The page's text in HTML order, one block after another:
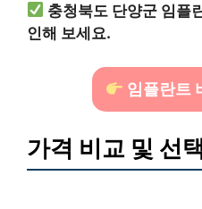
충청북도 단양군 임플
인해 보세요.
임플란트
가격 비교 및 선